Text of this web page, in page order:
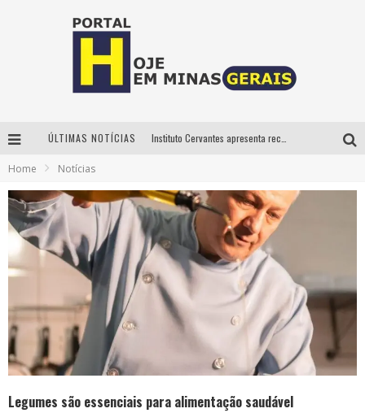
ÚLTIMAS NOTÍCIAS
É neste sábado: Marcelinho de Lima e Trio Virgulino agitam o Forró do Givanildo em Pedro Leopoldo
Home Notícias
Legumes são essenciais para alimentação saudável